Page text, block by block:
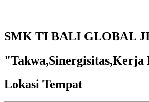
SMK TI BALI GLOBAL
"Takwa,Sinergisitas,Kerja
Lokasi Tempat